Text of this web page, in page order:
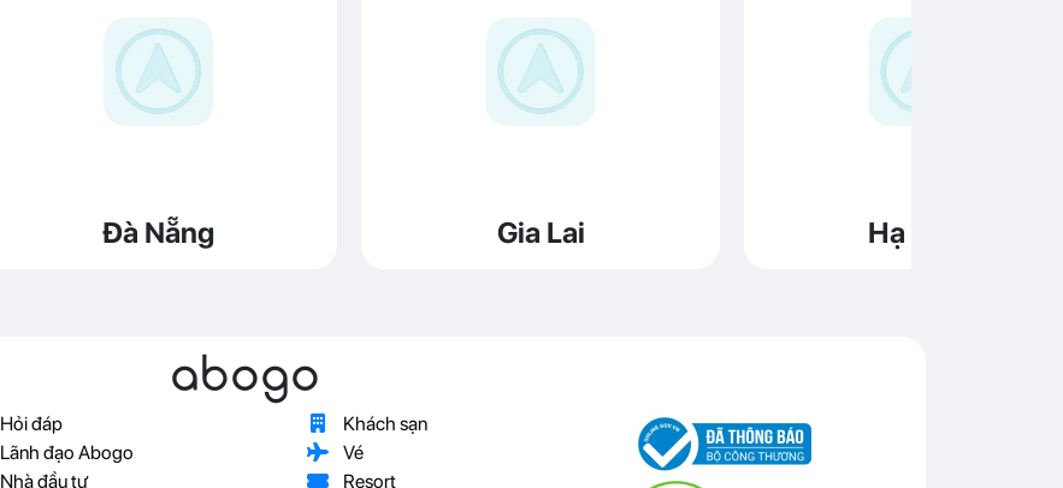
Đà Nẵng Gia Lai Hạ Long
abogo
Hỏi đáp
Lãnh đạo Abogo
Nhà đầu tư
Khách sạn
Vé
Resort